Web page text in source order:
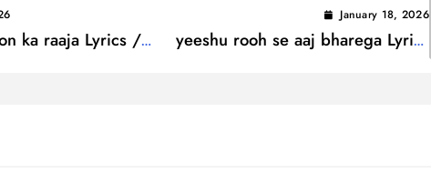
ka raaja Lyrics /
January 18, 2026
yeeshu rooh se aaj bharega Lyrics
/ यीशु रूह से आज भरेगा